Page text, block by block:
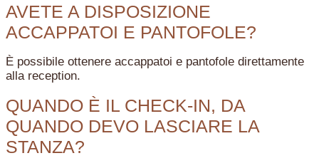
AVETE A DISPOSIZIONE
ACCAPPATOI E PANTOFOLE?
È possibile ottenere accappatoi e pantofole direttamente
alla reception.
QUANDO È IL CHECK-IN, DA
QUANDO DEVO LASCIARE LA
STANZA?